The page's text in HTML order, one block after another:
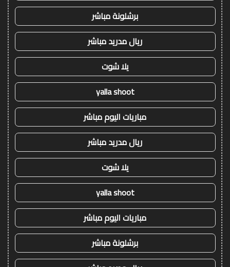
برشلونة مباشر
ريال مدريد مباشر
يلا شوت
yalla shoot
مباريات اليوم مباشر
ريال مدريد مباشر
يلا شوت
yalla shoot
مباريات اليوم مباشر
برشلونة مباشر